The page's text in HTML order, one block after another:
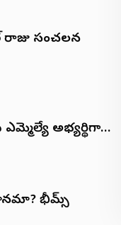
రాజు సంచలన
అభ్యర్థిగా…
భీమ్స్